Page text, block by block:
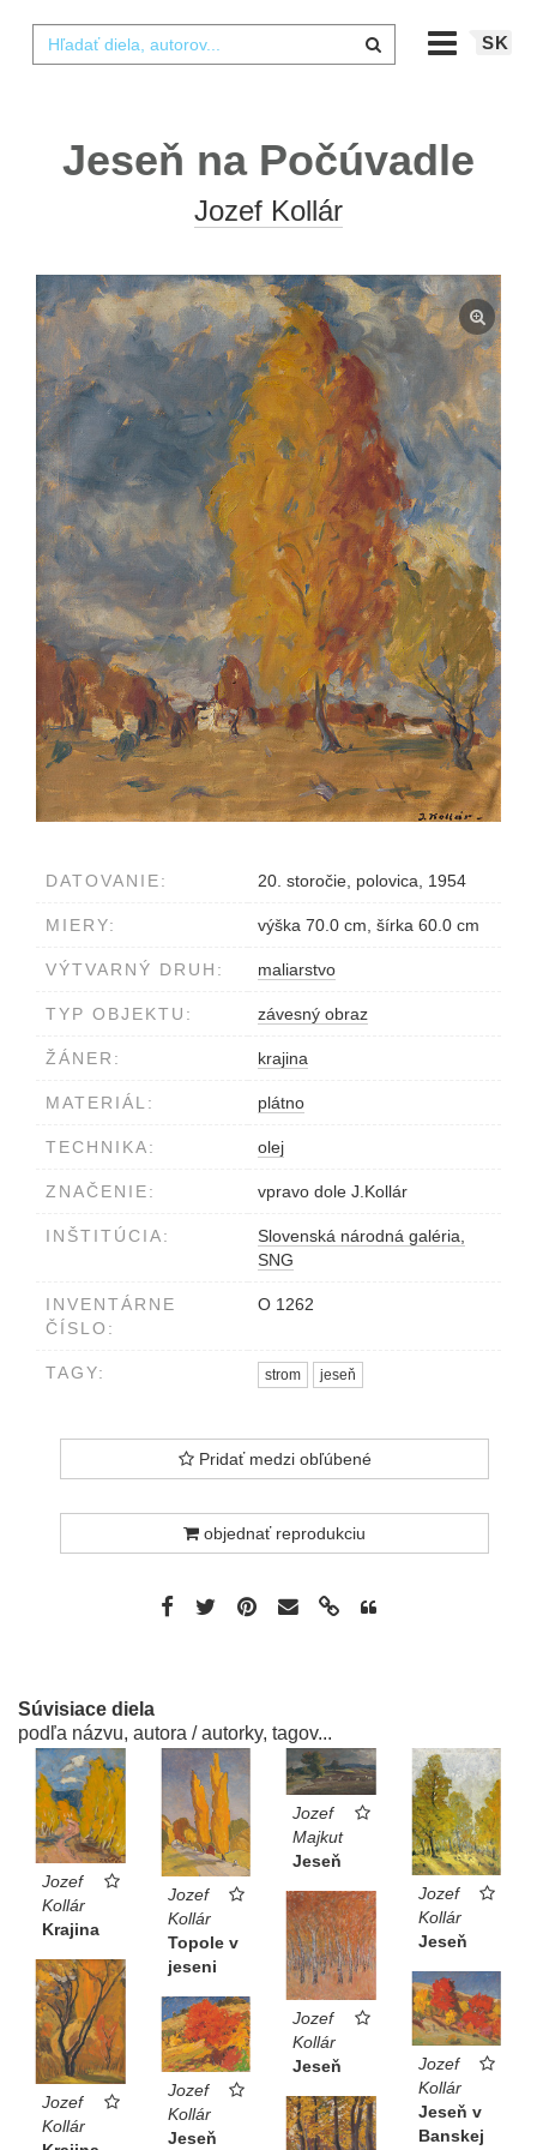
SK
Jeseň na Počúvadle
Jozef Kollár
DATOVANIE: 20. storočie, polovica, 1954
MIERY: výška 70.0 cm, šírka 60.0 cm
VÝTVARNÝ DRUH: maliarstvo
TYP OBJEKTU: závesný obraz
ŽÁNER: krajina
MATERIÁL: plátno
TECHNIKA: olej
ZNAČENIE: vpravo dole J.Kollár
INŠTITÚCIA:
Slovenská národná galéria,
SNG
INVENTÁRNE
ČÍSLO:
O 1262
TAGY: strom jeseň
Pridať medzi obľúbené
objednať reprodukciu
Súvisiace diela
podľa názvu, autora / autorky, tagov...
Jozef
Kollár
Krajina
Jozef
Kollár
Topole v
jeseni
Jozef
Majkut
Jeseň
Jozef
Kollár
Jeseň
Jozef
Kollár
Jeseň
Jozef
Kollár
Jozef
Kollár
Jeseň v
Banskej
Jozef
Kollár
Jeseň